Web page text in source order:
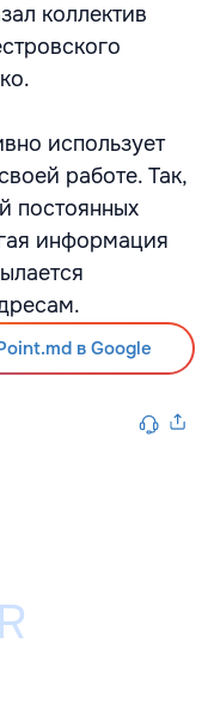
коллектив
использует
работе. Так,
постоянных
информация
в Google